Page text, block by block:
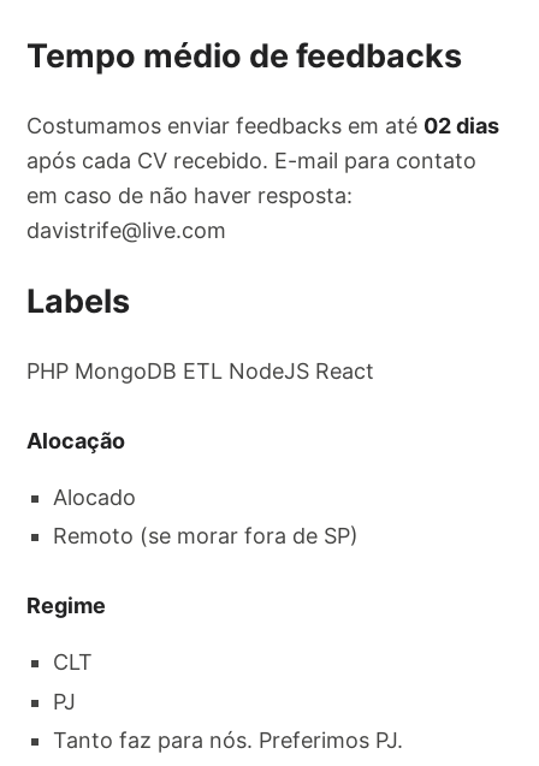
Tempo médio de feedbacks
Costumamos enviar feedbacks em até 02 dias
após cada CV recebido. E-mail para contato
em caso de não haver resposta:
davistrife@live.com
Labels
PHP MongoDB ETL NodeJS React
Alocação
Alocado
Remoto (se morar fora de SP)
Regime
CLT
PJ
Tanto faz para nós. Preferimos PJ.